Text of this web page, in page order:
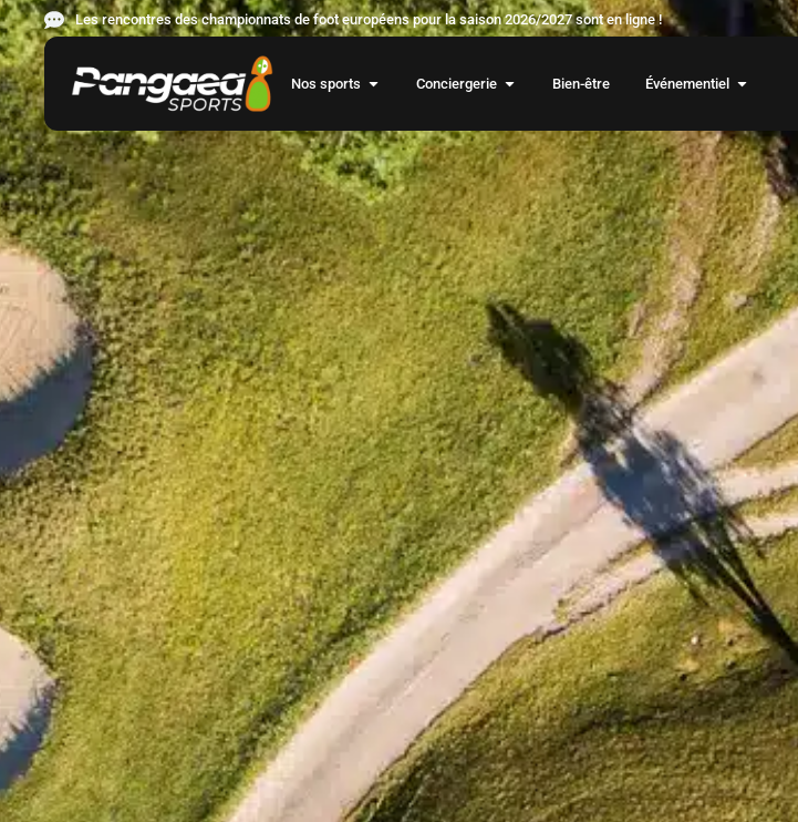
Les rencontres des championnats de foot européens pour la saison 2026/2027 sont en ligne !
Nos sports Conciergerie Bien-être Événementiel